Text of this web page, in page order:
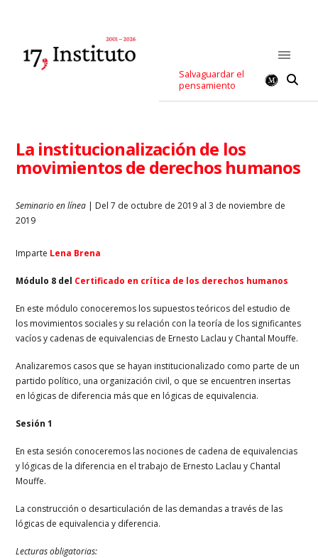
Salvaguardar el
pensamiento
La institucionalización de los
movimientos de derechos humanos
Seminario en línea | Del 7 de octubre de 2019 al 3 de noviembre de
2019
Imparte Lena Brena
Módulo 8 del Certificado en crítica de los derechos humanos
En este módulo conoceremos los supuestos teóricos del estudio de
los movimientos sociales y su relación con la teoría de los significantes
vacíos y cadenas de equivalencias de Ernesto Laclau y Chantal Mouffe.
Analizaremos casos que se hayan institucionalizado como parte de un
partido político, una organización civil, o que se encuentren insertas
en lógicas de diferencia más que en lógicas de equivalencia.
Sesión 1
En esta sesión conoceremos las nociones de cadena de equivalencias
y lógicas de la diferencia en el trabajo de Ernesto Laclau y Chantal
Mouffe.
La construcción o desarticulación de las demandas a través de las
lógicas de equivalencia y diferencia.
Lecturas obligatorias: